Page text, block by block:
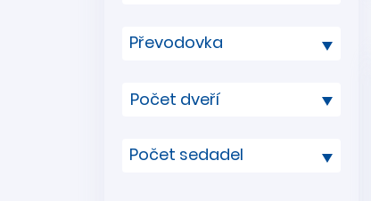
Převodovka
Počet sedadel